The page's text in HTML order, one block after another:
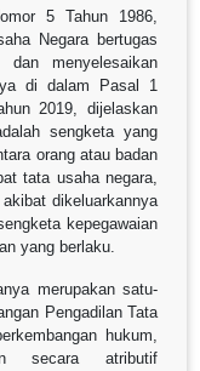
5 Tahun 1986,
Negara bertugas
dan menyelesaikan
di dalam Pasal 1
2019, dijelaskan
sengketa yang
orang atau badan
tata usaha negara,
dikeluarkannya
kepegawaian
yang berlaku.
merupakan satu-
Pengadilan Tata
hukum,
secara atributif